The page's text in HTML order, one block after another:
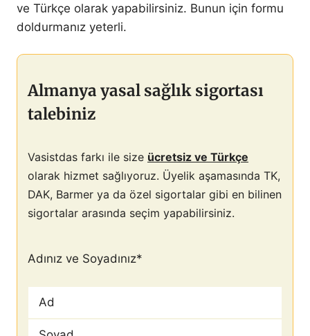
ve Türkçe olarak yapabilirsiniz. Bunun için formu
doldurmanız yeterli.
Almanya yasal sağlık sigortası
talebiniz
Vasistdas farkı ile size ücretsiz ve Türkçe
olarak hizmet sağlıyoruz. Üyelik aşamasında TK,
DAK, Barmer ya da özel sigortalar gibi en bilinen
sigortalar arasında seçim yapabilirsiniz.
Adınız ve Soyadınız*